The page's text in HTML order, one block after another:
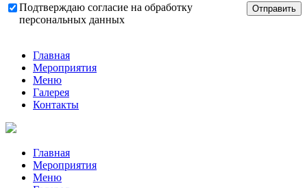
Подтверждаю согласие на обработку
персональных данных
Отправить
Главная
Мероприятия
Меню
Галерея
Контакты
Главная
Мероприятия
Меню